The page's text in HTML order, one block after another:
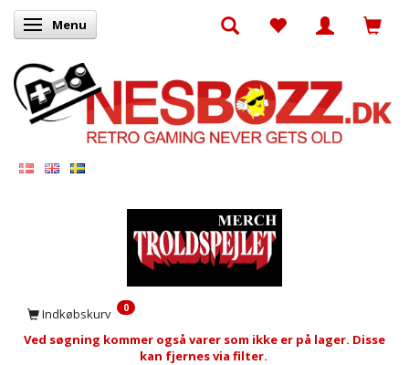
Skifte navigation
Menu
Indkøbskurv 0
Ved søgning kommer også varer som ikke er på lager. Disse
kan fjernes via filter.